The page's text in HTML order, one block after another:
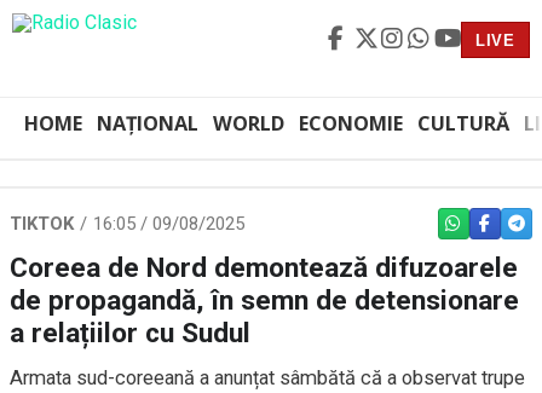
LIVE
HOME NAȚIONAL WORLD ECONOMIE CULTURĂ
TIKTOK 16:05 / 09/08/2025 WHATSAPP
Coreea de Nord demontează difuzoarele
de propagandă, în semn de detensionare
a relațiilor cu Sudul
Armata sud-coreeană a anunțat sâmbătă că a observat trupe